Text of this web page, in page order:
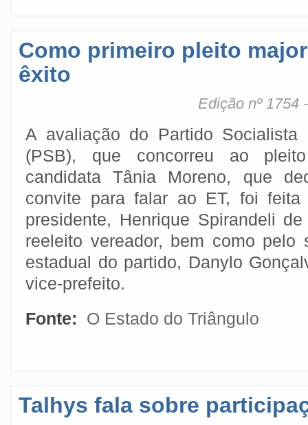
Como primeiro pleito
êxito
Edição nº 1754
A avaliação do Partido Socialista
(PSB), que concorreu ao
candidata Tânia Moreno, que
convite para falar ao ET, foi feita
presidente, Henrique Spirandeli de
reeleito vereador, bem como pelo
estadual do partido, Danylo
vice-prefeito.
Fonte:
O Estado do Triângulo
Talhys fala sobre